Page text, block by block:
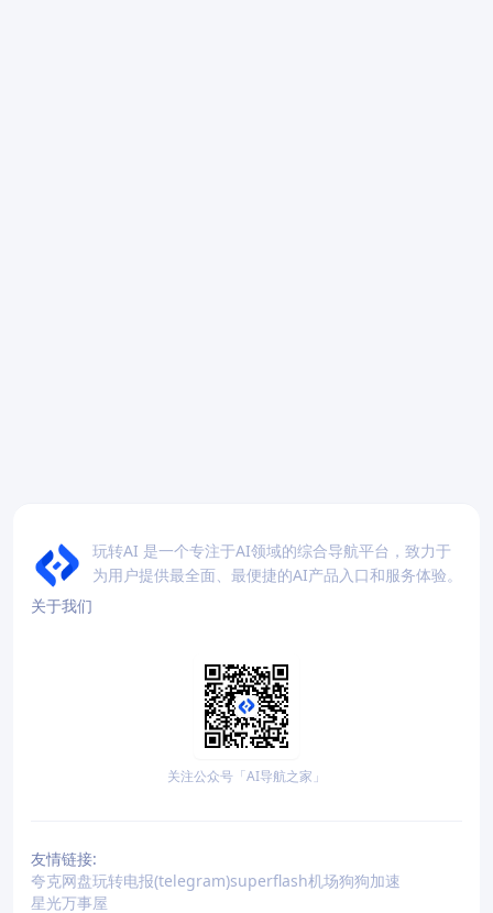
玩转AI 是一个专注于AI领域的综合导航平台，致力于
为用户提供最全面、最便捷的AI产品入口和服务体验。
关于我们
关注公众号「AI导航之家」
友情链接:
夸克网盘玩转电报(telegram)superflash机场狗狗加速
星光万事屋